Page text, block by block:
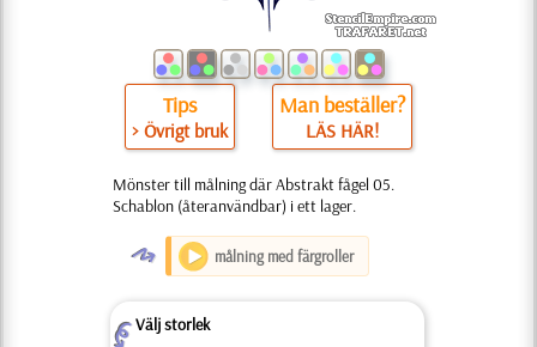
Tips
> Övrigt bruk
Man beställer?
LÄS HÄR!
Mönster till målning där Abstrakt fågel 05.
Schablon (återanvändbar) i ett lager.
O målning med färgroller
ZVälj storlek